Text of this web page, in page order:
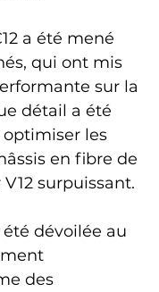
a été mené
qui ont mis
sur la
détail a été
les
en fibre de
surpuissant.
été dévoilée au
des